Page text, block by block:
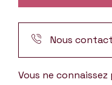
Nous
Vous ne